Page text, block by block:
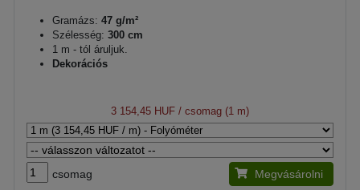
Gramázs: 47 g/m²
Szélesség: 300 cm
1 m - tól áruljuk.
Dekorációs
3 154,45 HUF / csomag (1 m)
csomag Megvásárolni